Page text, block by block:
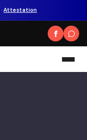
·Attestation